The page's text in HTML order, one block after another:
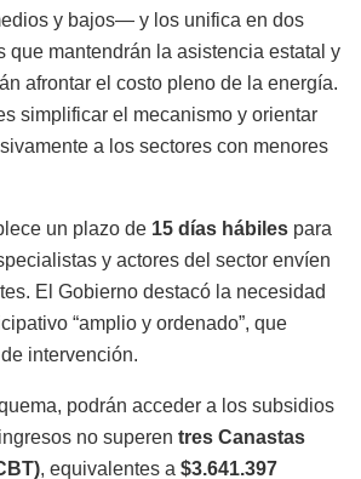
y bajos— y los unifica en dos
que mantendrán la asistencia estatal y
afrontar el costo pleno de la energía.
simplificar el mecanismo y orientar
a los sectores con menores
un plazo de 15 días hábiles para
y actores del sector envíen
El Gobierno destacó la necesidad
“amplio y ordenado”, que
intervención.
podrán acceder a los subsidios
no superen tres Canastas
, equivalentes a $3.641.397